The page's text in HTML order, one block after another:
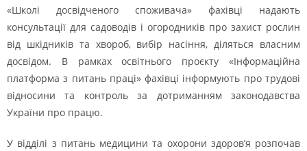
«Школі досвідченого споживача» фахівці надають
консультації для садоводів і огородників про захист рослин
від шкідників та хвороб, вибір насіння, діляться власним
досвідом. В рамках освітнього проєкту «Інформаційна
платформа з питань праці» фахівці інформують про трудові
відносини та контроль за дотриманням законодавства
України про працю.
У відділі з питань медицини та охорони здоров’я розпочав